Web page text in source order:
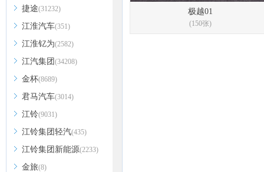
捷途(31232)
江淮汽车(351)
江淮钇为(2582)
江汽集团 (34208)
金杯(8689)
君马汽车(3014)
江铃(9031)
江铃集团轻汽(435)
江铃集团新能源(2233)
金旅(8)
极越01
(150张)